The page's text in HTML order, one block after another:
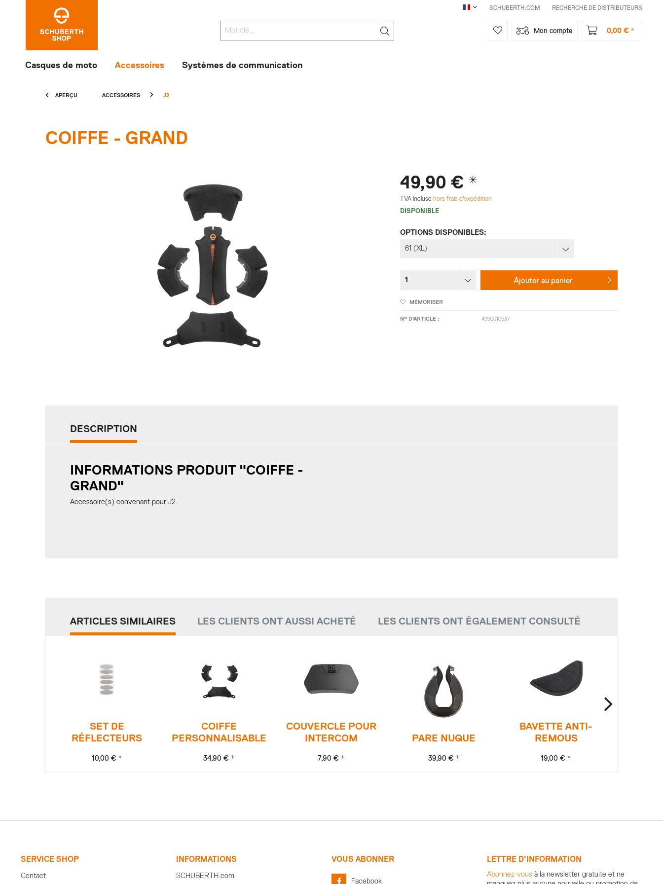
FR SCHUBERTH.COM RECHERCHE DE DISTRIBUTEURS
Mon compte 0,00 € *
Casques de moto Accessoires Systèmes de communication
APERÇU ACCESSOIRES J2
COIFFE - GRAND
49,90 € *
TVA incluse hors frais d'expédition
DISPONIBLE
OPTIONS DISPONIBLES:
Ajouter au panier
MÉMORISER
N° D'ARTICLE : 4990010537
DESCRIPTION
INFORMATIONS PRODUIT "COIFFE -
GRAND"
Accessoire(s) convenant pour J2.
ARTICLES SIMILAIRES LES CLIENTS ONT AUSSI ACHETÉ LES CLIENTS ONT ÉGALEMENT CONSULTÉ
SET DE
RÉFLECTEURS
10,00 € *
COIFFE
PERSONNALISABLE
34,90 € *
COUVERCLE POUR
INTERCOM
7,90 € *
PARE NUQUE
39,90 € *
BAVETTE ANTI-
REMOUS
19,00 € *
SERVICE SHOP
Contact
INFORMATIONS
SCHUBERTH.com
VOUS ABONNER
Facebook
LETTRE D'INFORMATION
Abonnez-vous à la newsletter gratuite et ne